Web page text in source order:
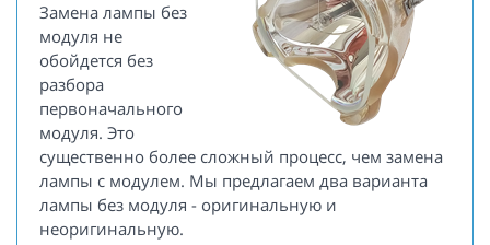
Замена лампы без
модуля не
обойдется без
разбора
первоначального
модуля. Это
существенно более сложный процесс, чем замена
лампы с модулем. Мы предлагаем два варианта
лампы без модуля - оригинальную и
неоригинальную.